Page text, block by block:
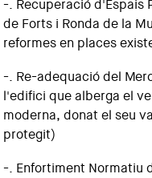
-. Recuperació d'Espais
de Forts i Ronda de la
reformes en places
-. Re-adequació del
l'edifici que alberga el
moderna, donat el seu
protegit)
-. Enfortiment Normatiu